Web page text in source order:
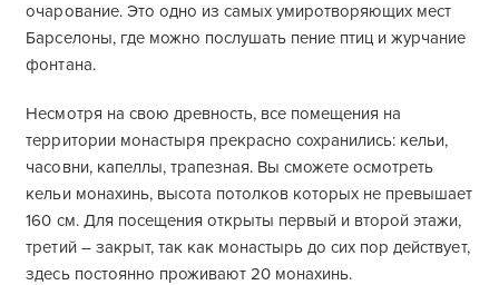
очарование. Это одно из самых умиротворяющих мест
Барселоны, где можно послушать пение птиц и журчание
фонтана.
Несмотря на свою древность, все помещения на
территории монастыря прекрасно сохранились: кельи,
часовни, капеллы, трапезная. Вы сможете осмотреть
кельи монахинь, высота потолков которых не превышает
160 см. Для посещения открыты первый и второй этажи,
третий – закрыт, так как монастырь до сих пор действует,
здесь постоянно проживают 20 монахинь.